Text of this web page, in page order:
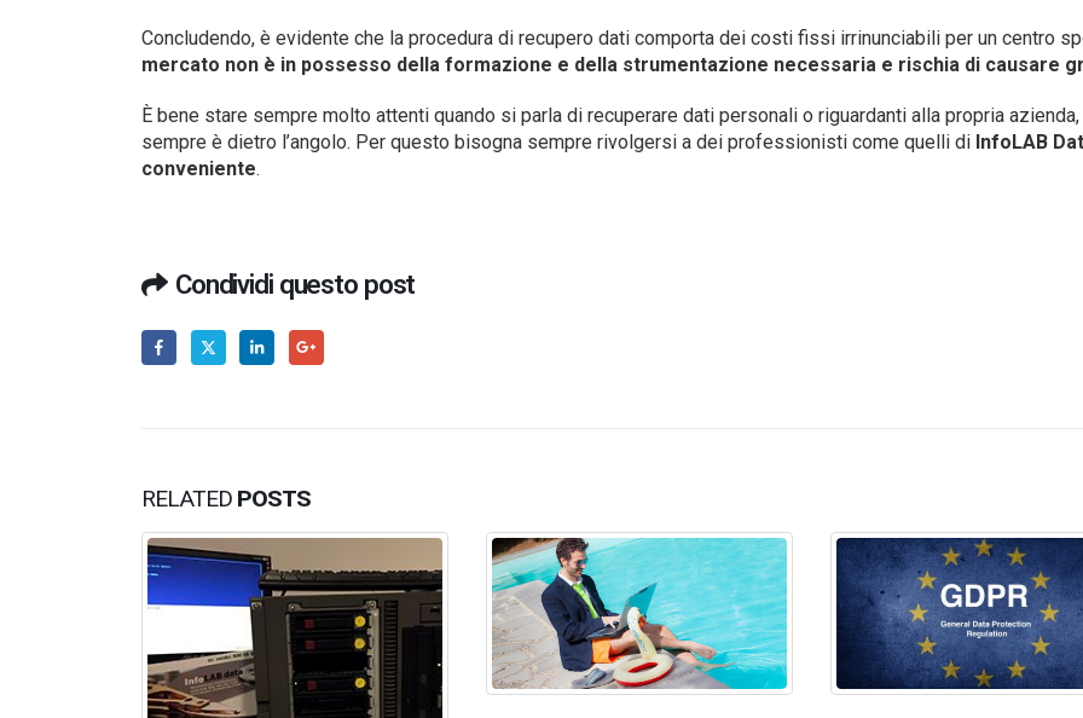
Concludendo, è evidente che la procedura di recupero dati comporta dei costi fissi irrinunciabili per un centro
mercato non è in possesso della formazione e della strumentazione necessaria e rischia di causare
È bene stare sempre molto attenti quando si parla di recuperare dati personali o riguardanti alla propria
sempre è dietro l’angolo. Per questo bisogna sempre rivolgersi a dei professionisti come quelli di InfoLAB
conveniente.
Condividi questo post
RELATED POSTS